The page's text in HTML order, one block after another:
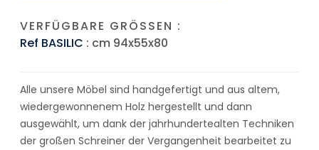
VERFÜGBARE GRÖSSEN :
Ref BASILIC : cm 94x55x80
Alle unsere Möbel sind handgefertigt und aus altem,
wiedergewonnenem Holz hergestellt und dann
ausgewählt, um dank der jahrhundertealten Techniken
der großen Schreiner der Vergangenheit bearbeitet zu